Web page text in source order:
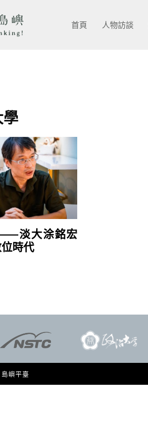
首頁 人物訪談
學
淡大涂銘宏
時代
嶼平臺